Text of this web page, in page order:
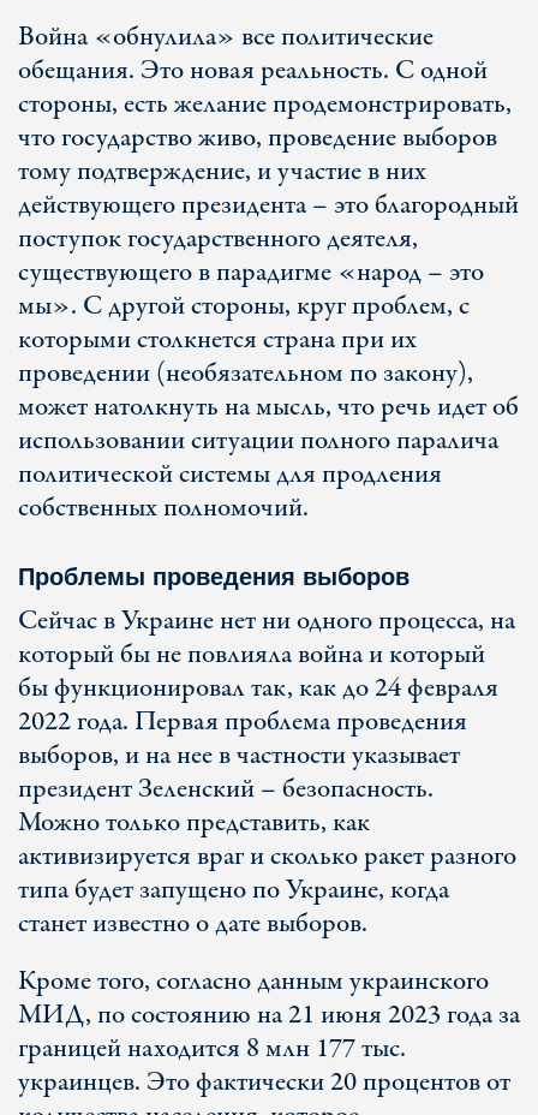
Война «обнулила» все политические
обещания. Это новая реальность. С одной
стороны, есть желание продемонстрировать,
что государство живо, проведение выборов
тому подтверждение, и участие в них
действующего президента – это благородный
поступок государственного деятеля,
существующего в парадигме «народ – это
мы». С другой стороны, круг проблем, с
которыми столкнется страна при их
проведении (необязательном по закону),
может натолкнуть на мысль, что речь идет об
использовании ситуации полного паралича
политической системы для продления
собственных полномочий.
Проблемы проведения выборов
Сейчас в Украине нет ни одного процесса, на
который бы не повлияла война и который
бы функционировал так, как до 24 февраля
2022 года. Первая проблема проведения
выборов, и на нее в частности указывает
президент Зеленский – безопасность.
Можно только представить, как
активизируется враг и сколько ракет разного
типа будет запущено по Украине, когда
станет известно о дате выборов.
Кроме того, согласно данным украинского
МИД, по состоянию на 21 июня 2023 года за
границей находится 8 млн 177 тыс.
украинцев. Это фактически 20 процентов от